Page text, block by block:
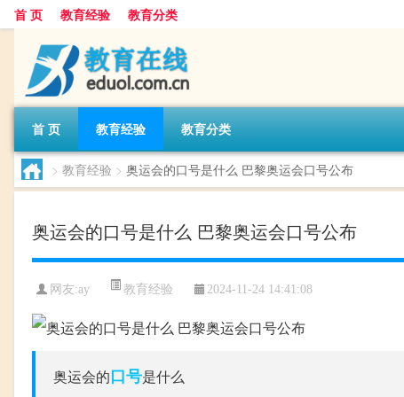
首 页 教育经验 教育分类
首 页 教育经验 教育分类
> 教育经验 > 奥运会的口号是什么 巴黎奥运会口号公布
奥运会的口号是什么 巴黎奥运会口号公布
网友:ay 教育经验 2024-11-24 14:41:08
奥运会的口号是什么